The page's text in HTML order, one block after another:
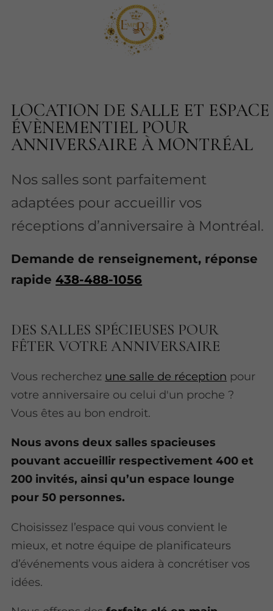
LOCATION DE SALLE ET ESPACE
ÉVÈNEMENTIEL POUR
ANNIVERSAIRE À MONTRÉAL
Nos salles sont parfaitement
adaptées pour accueillir vos
réceptions d’anniversaire à Montréal.
Demande de renseignement, réponse
rapide438-488-1056
DES SALLES SPÉCIEUSES POUR
FÊTER VOTRE ANNIVERSAIRE
Vous recherchez une salle de réception pour
votre anniversaire ou celui d'un proche ?
Vous êtes au bon endroit.
Nous avons deux salles spacieuses
pouvant accueillir respectivement 400 et
200 invités, ainsi qu’un espace lounge
pour 50 personnes.
Choisissez l’espace qui vous convient le
mieux, et notre équipe de planificateurs
d’événements vous aidera à concrétiser vos
idées.